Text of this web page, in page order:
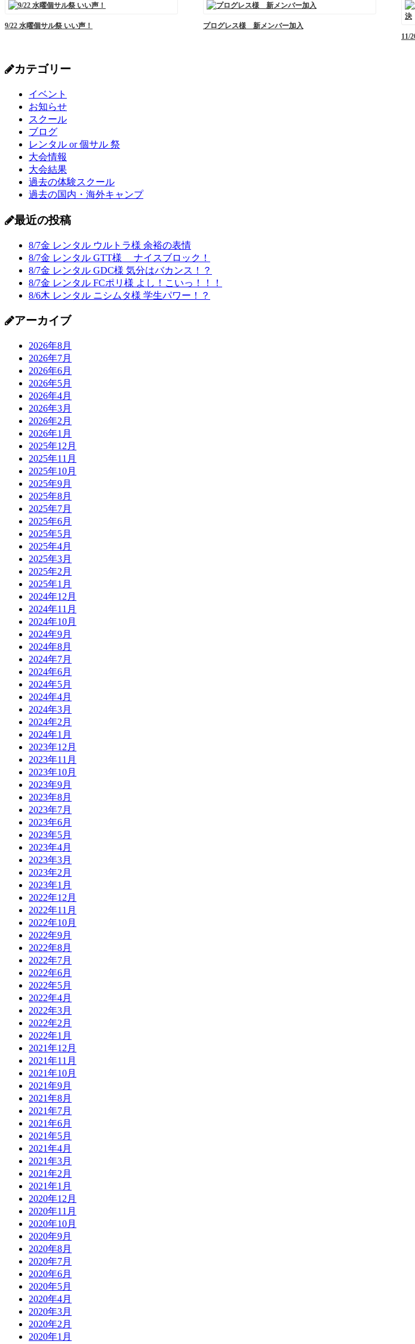
9/22 水曜個サル祭 いい声！
プログレス様 新メンバー加入
11/
カテゴリー
イベント
お知らせ
スクール
ブログ
レンタル or 個サル 祭
大会情報
大会結果
過去の体験スクール
過去の国内・海外キャンプ
最近の投稿
8/7金 レンタル ウルトラ様 余裕の表情
8/7金 レンタル GTT様 ナイスブロック！
8/7金 レンタル GDC様 気分はバカンス！？
8/7金 レンタル FCポリ様 よし！こいっ！！！
8/6木 レンタル ニシムタ様 学生パワー！？
アーカイブ
2026年8月
2026年7月
2026年6月
2026年5月
2026年4月
2026年3月
2026年2月
2026年1月
2025年12月
2025年11月
2025年10月
2025年9月
2025年8月
2025年7月
2025年6月
2025年5月
2025年4月
2025年3月
2025年2月
2025年1月
2024年12月
2024年11月
2024年10月
2024年9月
2024年8月
2024年7月
2024年6月
2024年5月
2024年4月
2024年3月
2024年2月
2024年1月
2023年12月
2023年11月
2023年10月
2023年9月
2023年8月
2023年7月
2023年6月
2023年5月
2023年4月
2023年3月
2023年2月
2023年1月
2022年12月
2022年11月
2022年10月
2022年9月
2022年8月
2022年7月
2022年6月
2022年5月
2022年4月
2022年3月
2022年2月
2022年1月
2021年12月
2021年11月
2021年10月
2021年9月
2021年8月
2021年7月
2021年6月
2021年5月
2021年4月
2021年3月
2021年2月
2021年1月
2020年12月
2020年11月
2020年10月
2020年9月
2020年8月
2020年7月
2020年6月
2020年5月
2020年4月
2020年3月
2020年2月
2020年1月